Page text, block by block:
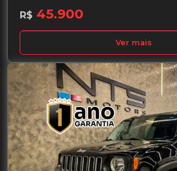
R$ 45.900
Ver mais